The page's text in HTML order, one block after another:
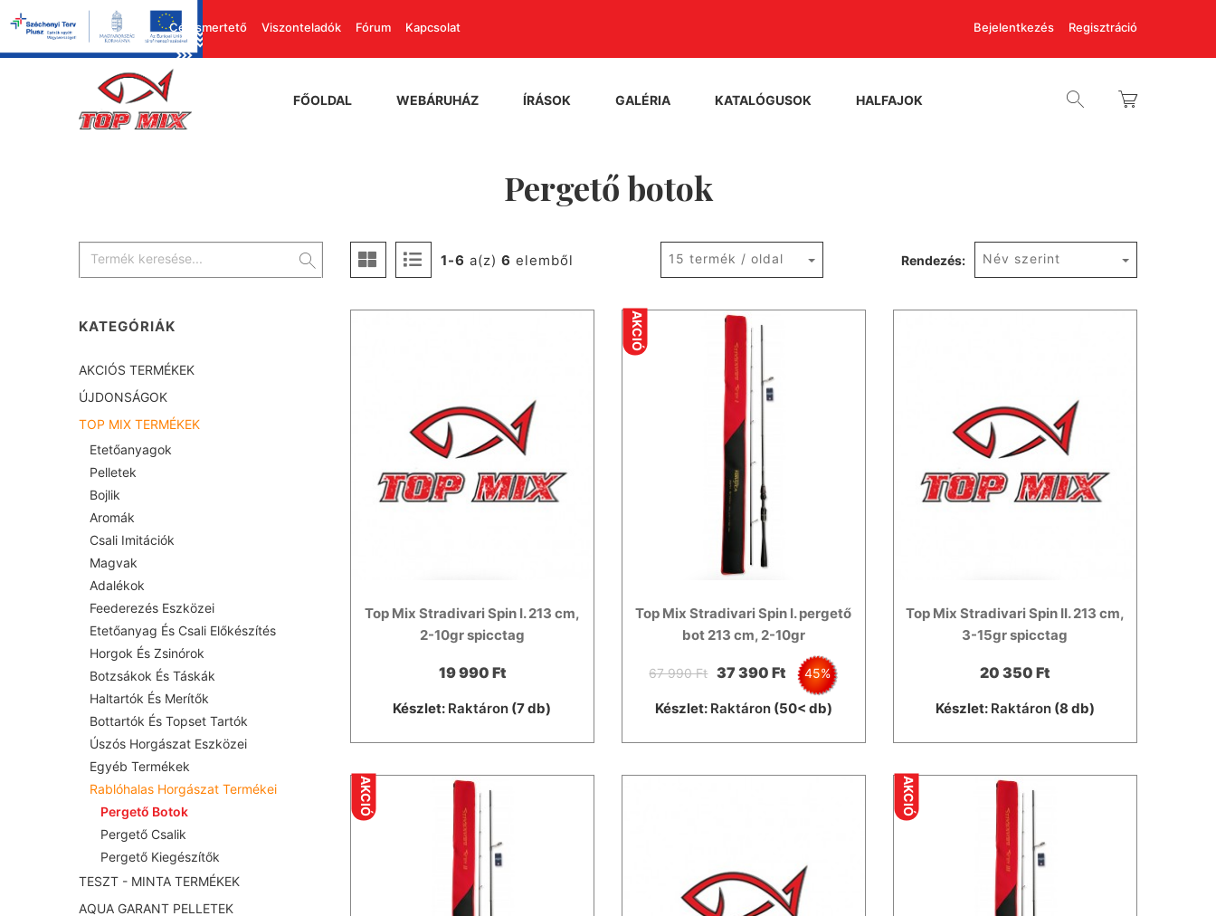
Cégismertető Viszonteladók Fórum Kapcsolat Bejelentkezés Regisztráció
FŐOLDAL WEBÁRUHÁZ ÍRÁSOK GALÉRIA KATALÓGUSOK HALFAJOK
Pergető botok
1-6 a(z) 6 elemből 15 termék / oldal Rendezés: Név szerint
Top Mix Stradivari Spin I. 213 cm,
2-10gr spicctag
19 990 Ft
Készlet: Raktáron (7 db)
Top Mix Stradivari Spin I. pergető
bot 213 cm, 2-10gr
67 990 Ft 37 390 Ft 45%
Készlet: Raktáron(50< db)
AKCIÓ
Top Mix Stradivari Spin II. 213 cm,
3-15gr spicctag
20 350 Ft
Készlet: Raktáron(8 db)
AKCIÓ AKCIÓ
KATEGÓRIÁK
AKCIÓS TERMÉKEK
ÚJDONSÁGOK
TOP MIX TERMÉKEK
Etetőanyagok
Pelletek
Bojlik
Aromák
Csali Imitációk
Magvak
Adalékok
Feederezés Eszközei
Etetőanyag És Csali Előkészítés
Horgok És Zsinórok
Botzsákok És Táskák
Haltartók És Merítők
Bottartók És Topset Tartók
Úszós Horgászat Eszközei
Egyéb Termékek
Rablóhalas Horgászat Termékei
Pergető Botok
Pergető Csalik
Pergető Kiegészítők
TESZT - MINTA TERMÉKEK
AQUA GARANT PELLETEK